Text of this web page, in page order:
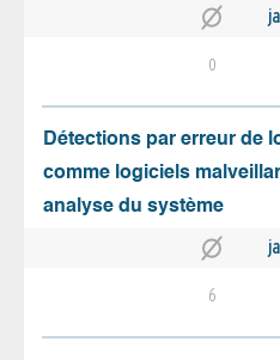
0
Détections par erreur de
comme logiciels
analyse du système
6